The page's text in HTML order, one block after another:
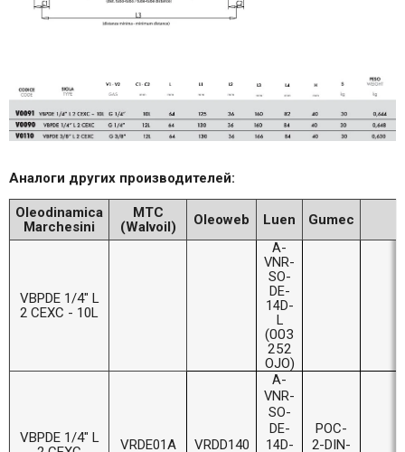
Аналоги других производителей:
Oleodinamica
Marchesini
MTC
(Walvoil)
Oleoweb Luen Gumec
VBPDE 1/4" L
2 CEXC - 10L
A-
VNR-
SO-
DE-
14D-
L
(003
252
OJO)
VBPDE 1/4" L
VRDE01A VRDD140
A-
VNR-
SO-
DE-
14D-
POC-
2-DIN-